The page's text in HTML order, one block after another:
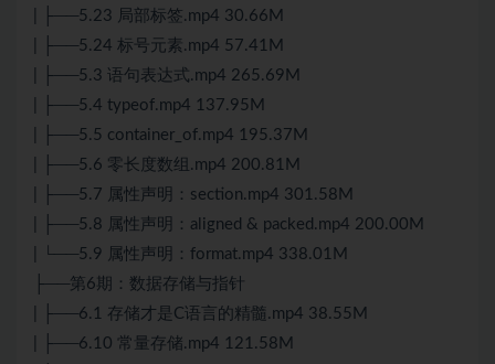
| ├──5.23 局部标签.mp4 30.66M
| ├──5.24 标号元素.mp4 57.41M
| ├──5.3 语句表达式.mp4 265.69M
| ├──5.4 typeof.mp4 137.95M
| ├──5.5 container_of.mp4 195.37M
| ├──5.6 零长度数组.mp4 200.81M
| ├──5.7 属性声明：section.mp4 301.58M
| ├──5.8 属性声明：aligned & packed.mp4 200.00M
| └──5.9 属性声明：format.mp4 338.01M
├──第6期：数据存储与指针
| ├──6.1 存储才是C语言的精髓.mp4 38.55M
| ├──6.10 常量存储.mp4 121.58M